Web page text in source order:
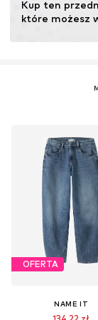
Kup ten
które możesz
OFERTA
NAME IT